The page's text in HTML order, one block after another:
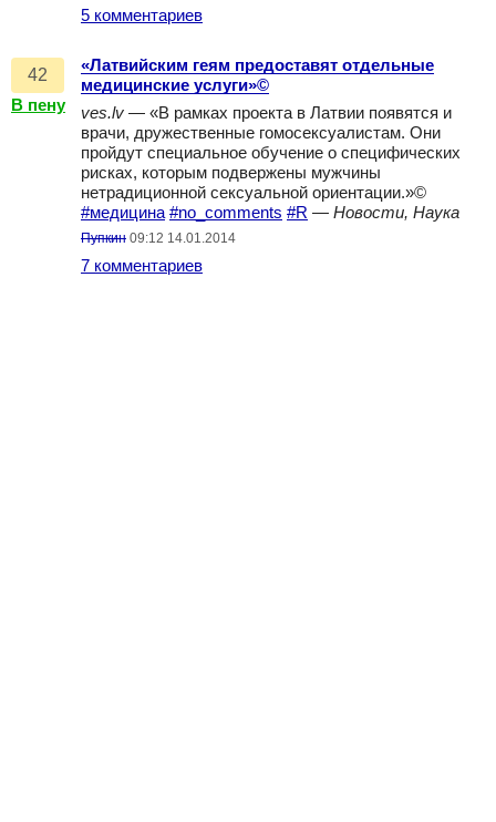
5 комментариев
42
В пену
«Латвийским геям предоставят отдельные
медицинские услуги»©
ves.lv — «В рамках проекта в Латвии появятся и
врачи, дружественные гомосексуалистам. Они
пройдут специальное обучение о специфических
рисках, которым подвержены мужчины
нетрадиционной сексуальной ориентации.»©
#медицина #no_comments #R — Новости, Наука
Пупкин 09:12 14.01.2014
7 комментариев